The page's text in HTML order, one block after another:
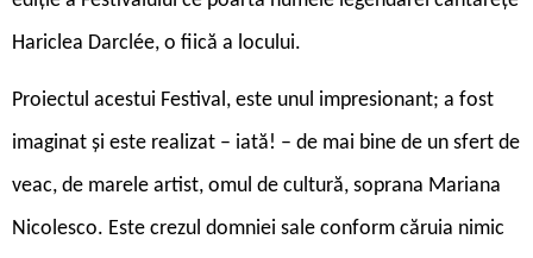
Hariclea Darclée, o fiică a locului.
Proiectul acestui Festival, este unul impresionant; a fost
imaginat și este realizat – iată! – de mai bine de un sfert de
veac, de marele artist, omul de cultură, soprana Mariana
Nicolesco. Este crezul domniei sale conform căruia nimic